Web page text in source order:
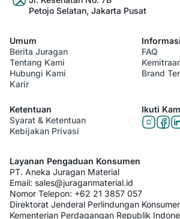
Petojo Selatan, Jakarta Pusat
Umum
Berita Juragan
Tentang Kami
Hubungi Kami
Karir
Informasi
FAQ
Brand
Ketentuan
Syarat & Ketentuan
Kebijakan Privasi
Ikuti
Layanan Pengaduan Konsumen
PT. Aneka Juragan Material
Email: sales@juraganmaterial.id
Nomor Telepon: +62 21 3857 057
Direktorat Jenderal Perlindungan
Kementerian Perdagangan Republik